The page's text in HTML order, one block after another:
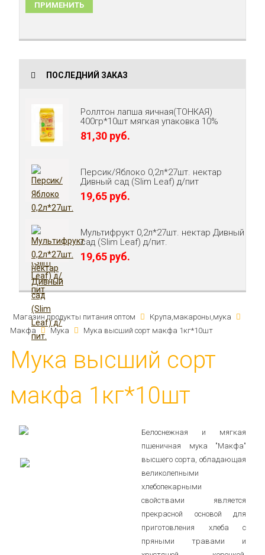
ПРИМЕНИТЬ
ПОСЛЕДНИЙ ЗАКАЗ
Роллтон лапша яичная(ТОНКАЯ)
400гр*10шт мягкая упаковка 10%
81,30 руб.
Персик/Яблоко 0,2л*27шт. нектар
Дивный сад (Slim Leaf) д/пит
19,65 руб.
Мультифрукт 0,2л*27шт. нектар Дивный
сад (Slim Leaf) д/пит.
19,65 руб.
Магазин продукты питания оптом
Крупа,макароны,мука
Макфа
Мука Мука высший сорт макфа 1кг*10шт
Мука высший сорт
макфа 1кг*10шт
Белоснежная и мягкая
пшеничная мука "Макфа"
высшего сорта, обладающая
великолепными
хлебопекарными
свойствами является
прекрасной основой для
приготовления хлеба с
пряными травами и